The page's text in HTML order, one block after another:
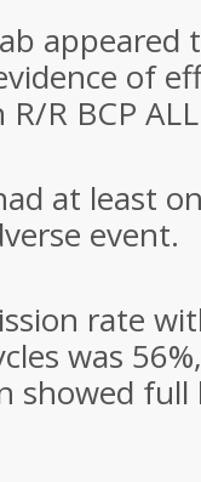
appeared
of
R BCP
at least
event.
rate
was
showed